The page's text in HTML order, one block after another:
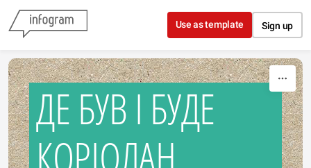
Skip to content
Use as template Sign up
ДЕ БУВ І БУДЕ